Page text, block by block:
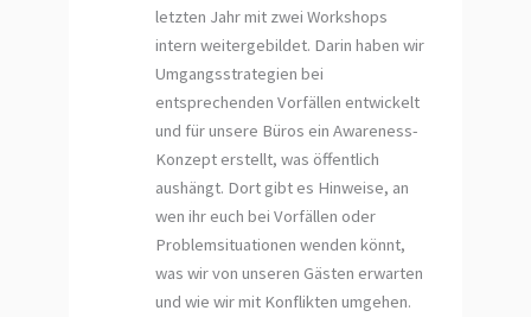
letzten Jahr mit zwei Workshops
intern weitergebildet. Darin haben wir
Umgangsstrategien bei
entsprechenden Vorfällen entwickelt
und für unsere Büros ein Awareness-
Konzept erstellt, was öffentlich
aushängt. Dort gibt es Hinweise, an
wen ihr euch bei Vorfällen oder
Problemsituationen wenden könnt,
was wir von unseren Gästen erwarten
und wie wir mit Konflikten umgehen.